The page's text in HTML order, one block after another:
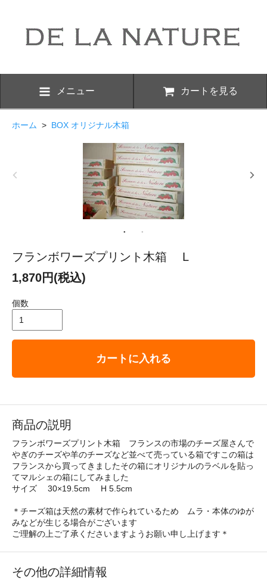
メニュー カートを見る
ホーム > BOX オリジナル木箱
フランボワーズプリント木箱 L
1,870円(税込)
個数
カートに入れる
商品の説明
フランボワーズプリント木箱 フランスの市場のチーズ屋さんで
やぎのチーズや羊のチーズなど並べて売っている箱ですこの箱は
フランスから買ってきましたその箱にオリジナルのラベルを貼っ
てマルシェの箱にしてみました
サイズ 30×19.5cm H 5.5cm
＊チーズ箱は天然の素材で作られているため ムラ・本体のゆが
みなどが生じる場合がございます
ご理解の上ご了承くださいますようお願い申し上げます＊
その他の詳細情報